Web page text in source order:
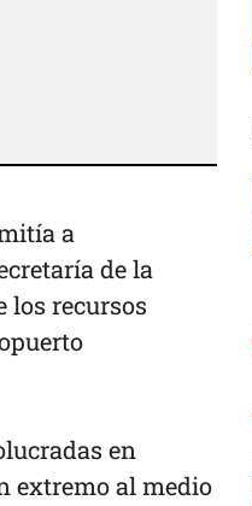
a
de la
los recursos
en
extremo al medio